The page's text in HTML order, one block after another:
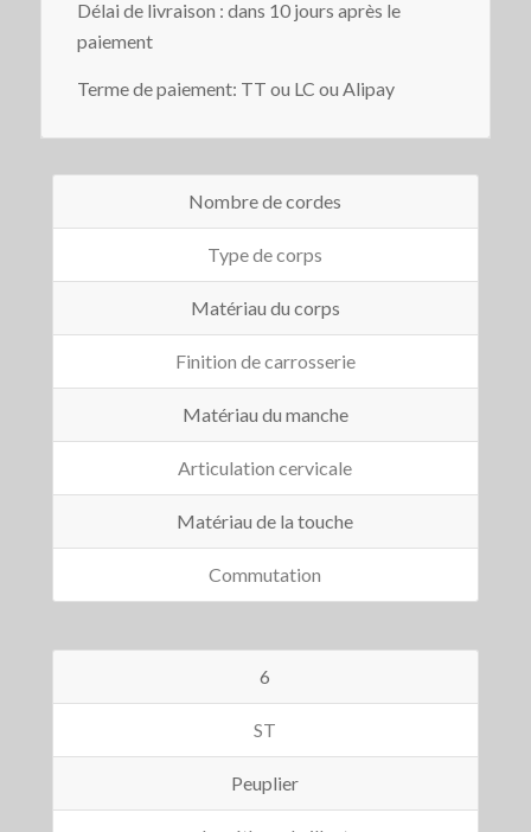
Délai de livraison : dans 10 jours après le
paiement
Terme de paiement: TT ou LC ou Alipay
Nombre de cordes
Type de corps
Matériau du corps
Finition de carrosserie
Matériau du manche
Articulation cervicale
Matériau de la touche
Commutation
6
ST
Peuplier